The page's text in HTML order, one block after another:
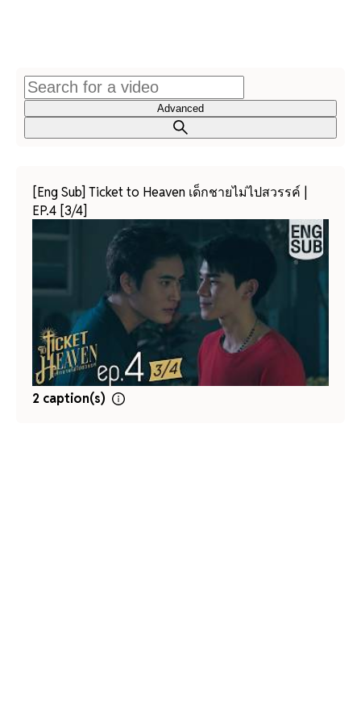
Advanced
[Eng Sub] Ticket to Heaven เด็กชายไม่ไปสวรรค์ |
EP.4 [3/4]
2 caption(s)